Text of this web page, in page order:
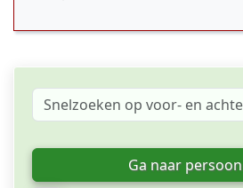
Ga naar persoon